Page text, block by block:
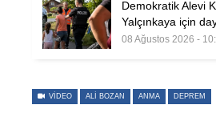
Demokratik Alevi
Yalçınkaya için
08 Ağustos 2026 -
VIDEO ALI BOZAN ANMA DEPREM